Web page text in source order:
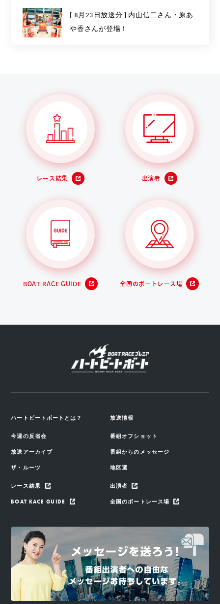
[ 8月23日放送分 ] 内山信二さん・原あ
や香さんが登場！
レース結果 出演者
BOAT RACE GUIDE 全国のボートレース場
ハートビートボートとは？ 放送情報
今週の反省会 番組オフショット
放送アーカイブ 番組からのメッセージ
ザ・ルーツ 地区選
レース結果 出演者
BOAT RACE GUIDE 全国のボートレース場